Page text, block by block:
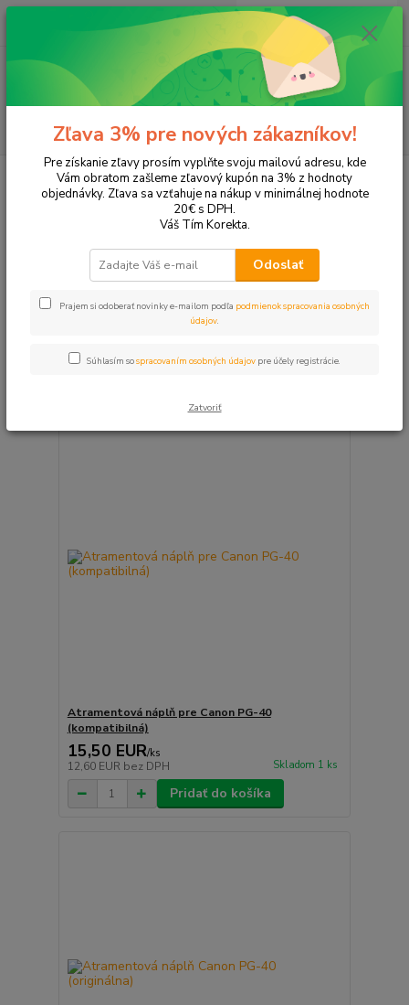
Hľadať
ks
za 0,00 EUR
Tonery a náplne do tlačiarní Canon MP220
Upresniť parametre
Najdrahšie
Zobrazujem 1-3 z 3
Atramentová náplň pre Canon PG-40
(kompatibilná)
15,50 EUR/ks
12,60 EUR bez DPH Skladom 1 ks
Pridať do košíka
Zľava 3% pre nových zákazníkov!
Pre získanie zľavy prosím vyplňte svoju mailovú adresu, kde
Vám obratom zašleme zľavový kupón na 3% z hodnoty
objednávky. Zľava sa vzťahuje na nákup v minimálnej hodnote
20€ s DPH.
Váš Tím Korekta.
Odoslať
Prajem si odoberať novinky e-mailom podľa podmienok spracovania osobných
údajov.
Súhlasím sospracovaním osobných údajov pre účely registrácie.
Zatvoriť